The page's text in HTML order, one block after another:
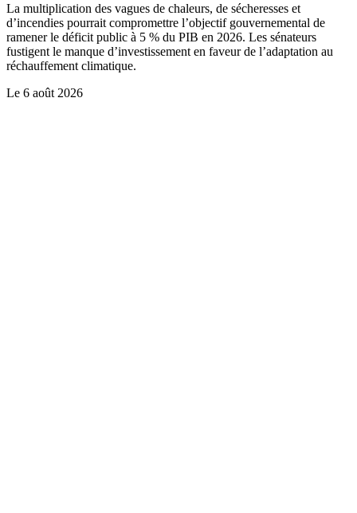
La multiplication des vagues de chaleurs, de sécheresses et
d’incendies pourrait compromettre l’objectif gouvernemental de
ramener le déficit public à 5 % du PIB en 2026. Les sénateurs
fustigent le manque d’investissement en faveur de l’adaptation au
réchauffement climatique.
Le 6 août 2026